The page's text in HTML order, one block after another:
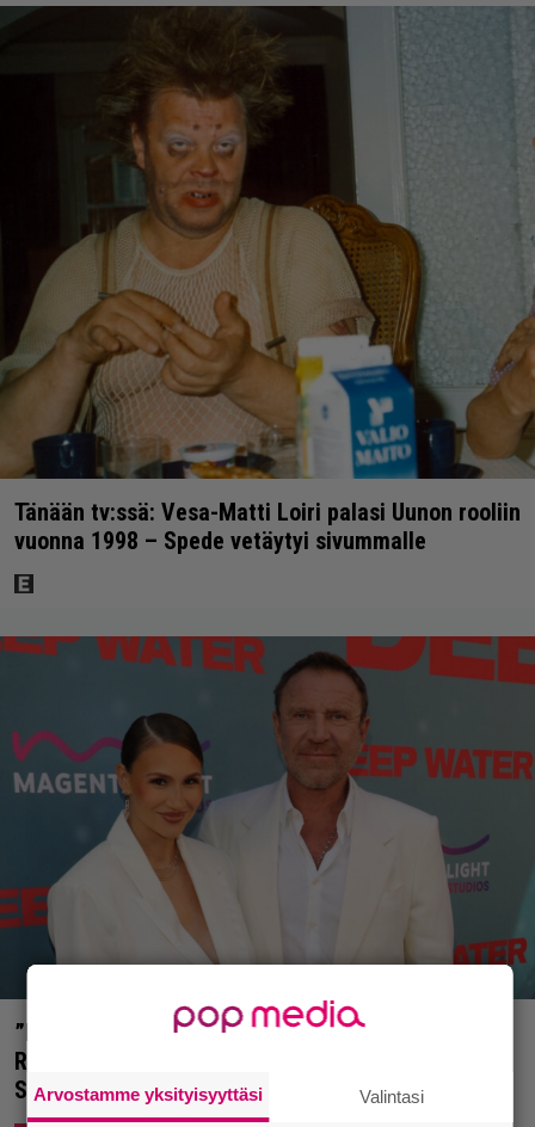
Tänään tv:ssä: Vesa-Matti Loiri palasi Uunon rooliin
vuonna 1998 – Spede vetäytyi sivummalle
”Nukuimme kaikki viisi samassa huoneessa” –
Renny Harlinin perhe vietti unelmien kesän
Suomessa
Arvostamme yksityisyyttäsi Valintasi